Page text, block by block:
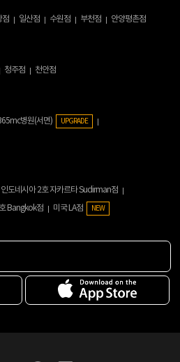
점 일산점 수원점 부천점 안양평촌점
청주점 천안점
병원(서면) UPGRADE
인도네시아 2호 자카르타 Sudirman점
Bangkok점 미국 LA점 NEW